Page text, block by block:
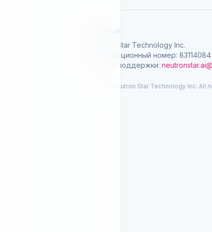
Neutron Star Technology Inc.
Регистрационный номер: 83114084
Служба поддержки:
© 2026 Neutron Star Technology Inc. All